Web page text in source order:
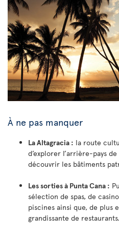
À ne pas manquer
La Altagracia : la route
d’explorer l’arrière-pays
découvrir les bâtiments
Les sorties à Punta Cana :
sélection de spas, de
piscines ainsi que, de plus
grandissante de restaurants.